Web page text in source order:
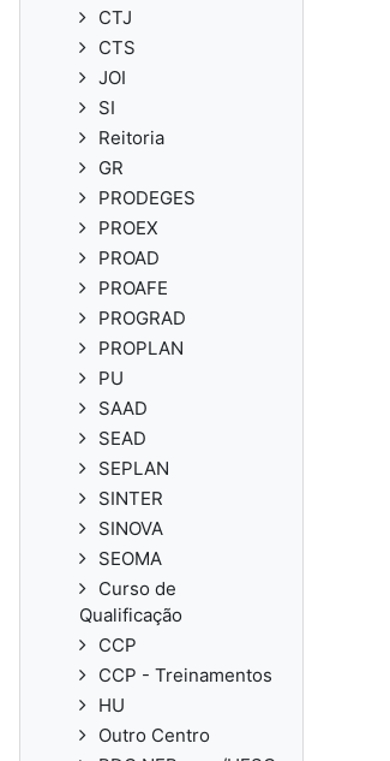
CTJ
CTS
JOI
SI
Reitoria
GR
PRODEGES
PROEX
PROAD
PROAFE
PROGRAD
PROPLAN
PU
SAAD
SEAD
SEPLAN
SINTER
SINOVA
SEOMA
Curso de
Qualificação
CCP
CCP - Treinamentos
HU
Outro Centro